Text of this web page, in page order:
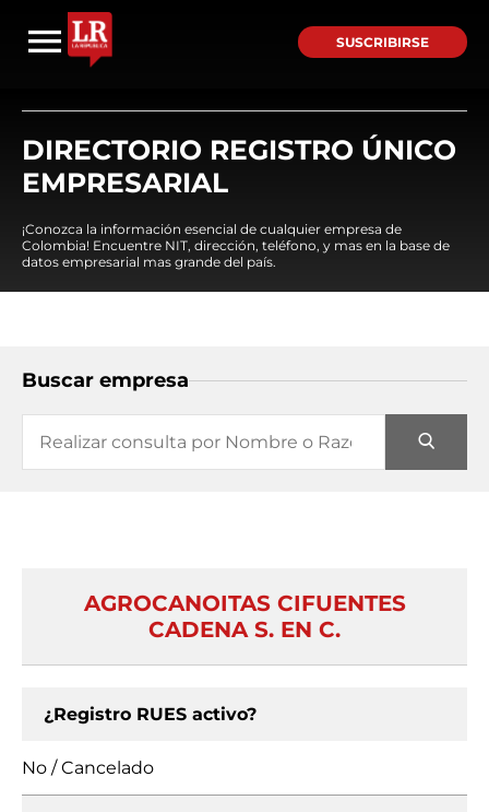
SUSCRIBIRSE
DIRECTORIO REGISTRO ÚNICO
EMPRESARIAL
¡Conozca la información esencial de cualquier empresa de
Colombia! Encuentre NIT, dirección, teléfono, y mas en la base de
datos empresarial mas grande del país.
Buscar empresa
AGROCANOITAS CIFUENTES
CADENA S. EN C.
¿Registro RUES activo?
No / Cancelado